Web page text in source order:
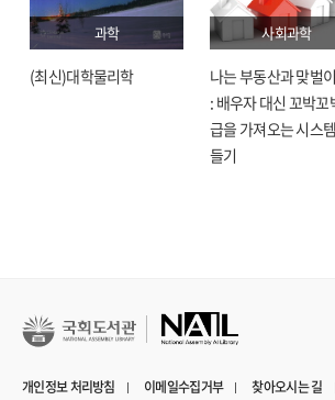
과학
(최신)대학물리학
사회과학
나는 부동산과 맞벌
: 배우자 대신 꼬박꼬
급을 가져오는 시스
들기
개인정보 처리방침 이메일수집거부 찾아오시는 길